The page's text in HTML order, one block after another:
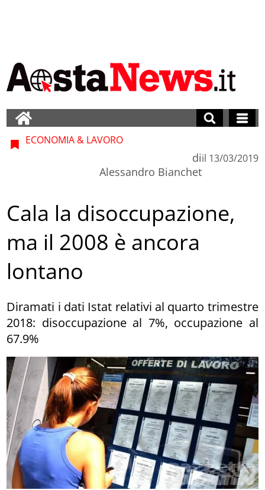
ECONOMIA & LAVORO
di
Alessandro Bianchet
il 13/03/2019
Cala la disoccupazione,
ma il 2008 è ancora
lontano
Diramati i dati Istat relativi al quarto trimestre
2018: disoccupazione al 7%, occupazione al
67.9%